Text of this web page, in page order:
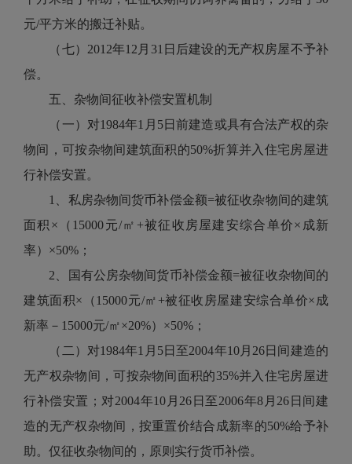
元/平方米的搬迁补贴。
（七）2012年12月31日后建设的无产权房屋不予补
偿。
五、杂物间征收补偿安置机制
（一）对1984年1月5日前建造或具有合法产权的杂
物间，可按杂物间建筑面积的50%折算并入住宅房屋进
行补偿安置。
1、私房杂物间货币补偿金额=被征收杂物间的建筑
面积×（15000元/㎡+被征收房屋建安综合单价×成新
率）×50%；
2、国有公房杂物间货币补偿金额=被征收杂物间的
建筑面积×（15000元/㎡+被征收房屋建安综合单价×成
新率－15000元/㎡×20%）×50%；
（二）对1984年1月5日至2004年10月26日间建造的
无产权杂物间，可按杂物间面积的35%并入住宅房屋进
行补偿安置；对2004年10月26日至2006年8月26日间建
造的无产权杂物间，按重置价结合成新率的50%给予补
助。仅征收杂物间的，原则实行货币补偿。